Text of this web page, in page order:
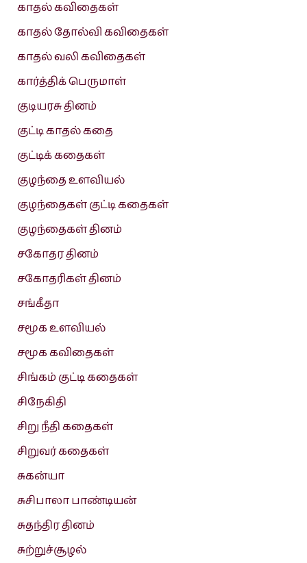
காதல் கவிதைகள்
காதல் தோல்வி கவிதைகள்
காதல் வலி கவிதைகள்
கார்த்திக் பெருமாள்
குடியரசு தினம்
குட்டி காதல் கதை
குட்டிக் கதைகள்
குழந்தை உளவியல்
குழந்தைகள் குட்டி கதைகள்
குழந்தைகள் தினம்
சகோதர தினம்
சகோதரிகள் தினம்
சங்கீதா
சமூக உளவியல்
சமூக கவிதைகள்
சிங்கம் குட்டி கதைகள்
சிநேகிதி
சிறு நீதி கதைகள்
சிறுவர் கதைகள்
சுகன்யா
சுசிபாலா பாண்டியன்
சுதந்திர தினம்
சுற்றுச்சூழல்